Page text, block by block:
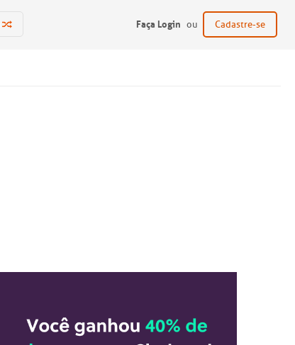
Faça Login ou Cadastre-se